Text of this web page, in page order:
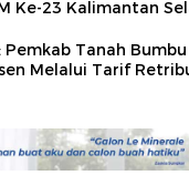
Ke-23 Kalimantan
Pemkab Tanah
Melalui Tarif